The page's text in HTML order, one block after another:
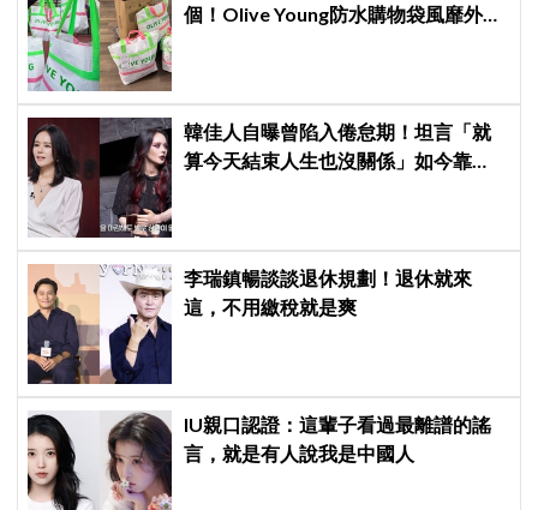
個！Olive Young防水購物袋風靡外國
韓佳人自曝曾陷入倦怠期！坦言「就
算今天結束人生也沒關係」如今靠
李瑞鎮暢談談退休規劃！退休就來
這，不用繳稅就是爽
IU親口認證：這輩子看過最離譜的謠
言，就是有人說我是中國人